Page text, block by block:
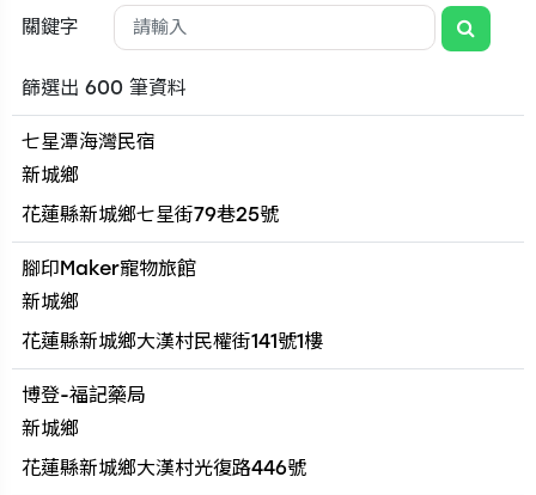
關鍵字
篩選出 600 筆資料
七星潭海灣民宿
新城鄉
花蓮縣新城鄉七星街79巷25號
腳印Maker寵物旅館
新城鄉
花蓮縣新城鄉大漢村民權街141號1樓
博登-福記藥局
新城鄉
花蓮縣新城鄉大漢村光復路446號